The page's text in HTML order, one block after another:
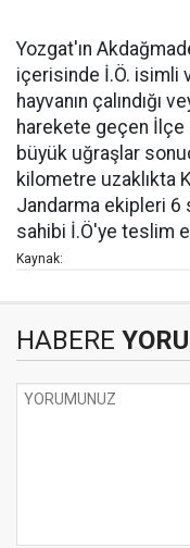
Yozgat'ın
içerisinde İ.Ö. isimli
hayvanın çalındığı
harekete geçen İlçe
büyük uğraşlar
kilometre uzaklıkta
Jandarma ekipleri 6
sahibi İ.Ö'ye teslim
Kaynak:
HABERE